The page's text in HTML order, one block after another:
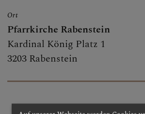
PFARRKIRCHE
TRADIGIST
Ort
Pfarrkirche Rabenstein
Kardinal König Platz 1
3203 Rabenstein